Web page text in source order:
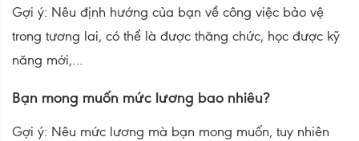
Gợi ý: Nêu định hướng của bạn về công việc bảo vệ
trong tương lai, có thể là được thăng chức, học được kỹ
năng mới,…
Bạn mong muốn mức lương bao nhiêu?
Gợi ý: Nêu mức lương mà bạn mong muốn, tuy nhiên